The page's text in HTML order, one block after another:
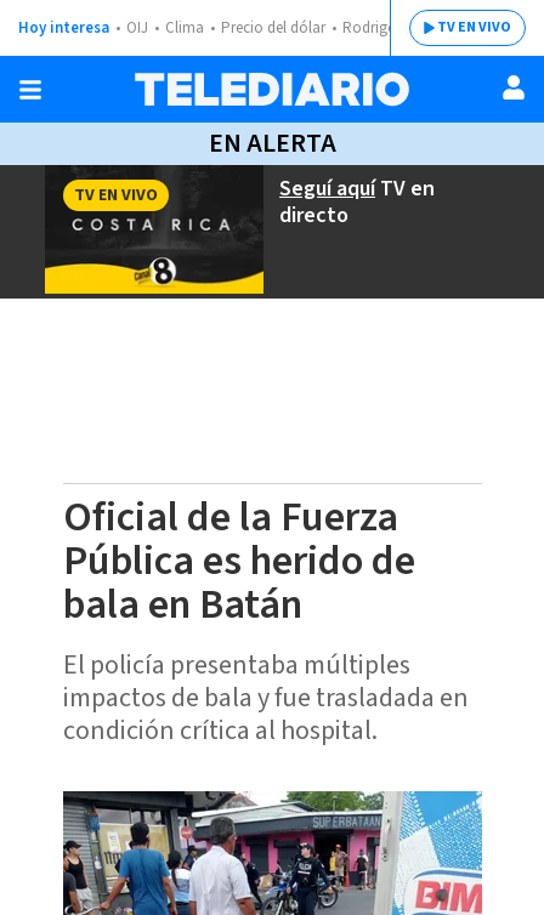
Hoy interesa OIJ Clima Precio del dólar Rodrigo ChavesTV EN VIVO
EN ALERTA
Seguí aquíTV en
directo
TV EN VIVO
Oficial de la Fuerza
Pública es herido de
bala en Batán
El policía presentaba múltiples
impactos de bala y fue trasladada en
condición crítica al hospital.